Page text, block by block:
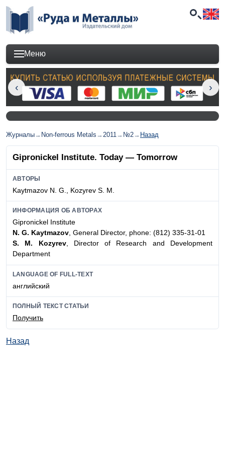
Меню
Журналы→ Non-ferrous Metals →2011→ №2→ Назад
Gipronickel Institute. Today — Tomorrow
АВТОРЫ
Kaytmazov N. G., Kozyrev S. M.
ИНФОРМАЦИЯ ОБ АВТОРАХ
Gipronickel Institute
N. G. Kaytmazov, General Director, phone: (812) 335-31-01
S. M. Kozyrev, Director of Research and Development
Department
LANGUAGE OF FULL-TEXT
английский
ПОЛНЫЙ ТЕКСТ СТАТЬИ
Получить
Назад